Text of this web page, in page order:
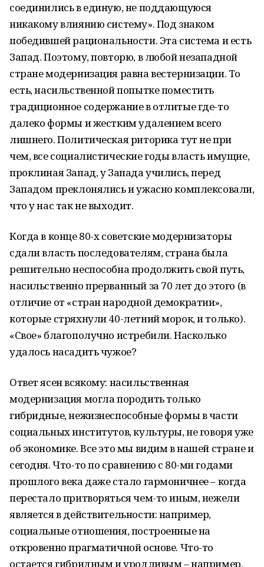
соединились в единую, не поддающуюся
никакому влиянию систему». Под знаком
победившей рациональности. Эта система и есть
Запад. Поэтому, повторю, в любой незападной
стране модернизация равна вестернизации. То
есть, насильственной попытке поместить
традиционное содержание в отлитые где-то
далеко формы и жестким удалением всего
лишнего. Политическая риторика тут не при
чем, все социалистические годы власть имущие,
проклиная Запад, у Запада учились, перед
Западом преклонялись и ужасно комплексовали,
что у нас так не выходит.
Когда в конце 80-х советские модернизаторы
сдали власть последователям, страна была
решительно неспособна продолжить свой путь,
насильственно прерванный за 70 лет до этого (в
отличие от «стран народной демократии»,
которые стряхнули 40-летний морок, и только).
«Свое» благополучно истребили. Насколько
удалось насадить чужое?
Ответ ясен всякому: насильственная
модернизация могла породить только
гибридные, нежизнеспособные формы в части
социальных институтов, культуры, не говоря уже
об экономике. Все это мы видим в нашей стране и
сегодня. Что-то по сравнению с 80-ми годами
прошлого века даже стало гармоничнее – когда
перестало притворяться чем-то иным, нежели
является в действительности: например,
социальные отношения, построенные на
откровенно прагматичной основе. Что-то
остается гибридным и уродливым – например,